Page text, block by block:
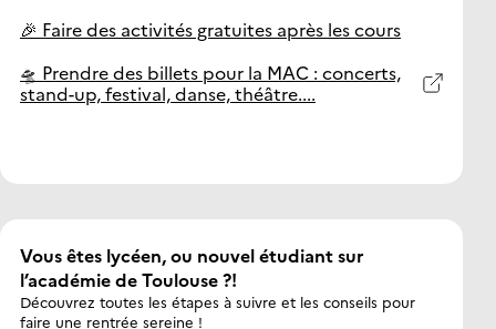
Créteil
Grenoble
Lorraine
🎉 Faire des activités gratuites après les cours
🛸 Prendre des billets pour la MAC : concerts,
stand-up, festival, danse, théâtre....
Vous êtes lycéen, ou nouvel étudiant sur
l’académie de Toulouse ?!
Découvrez toutes les étapes à suivre et les conseils pour
faire une rentrée sereine !